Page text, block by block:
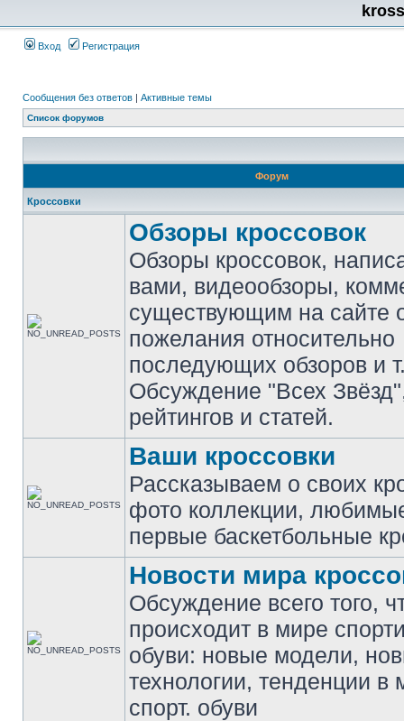
Вход Регистрация
Сообщения без ответов | Активные темы
Список форумов
Форум
Кроссовки
Обзоры кроссовок
Обзоры кроссовок,
вами, видеообзоры,
существующим на сайте
пожелания относительно
последующих обзоров и
Обсуждение "Всех
рейтингов и статей.
Ваши кроссовки
Рассказываем о своих
фото коллекции,
первые баскетбольные
Новости мира
Обсуждение всего того,
происходит в мире
обуви: новые модели,
технологии, тенденции в
спорт. обуви